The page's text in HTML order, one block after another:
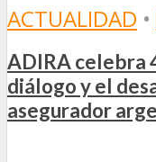
ACTUALIDAD •
ADIRA celebra
diálogo y el
asegurador